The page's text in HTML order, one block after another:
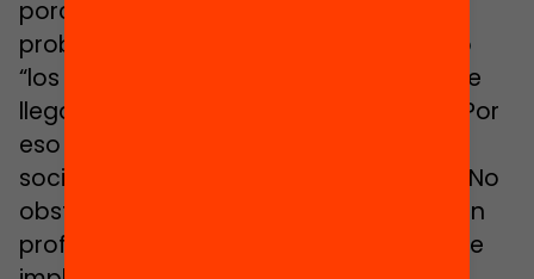
porcentaje de alumnado que tiene
problemas económicos en casa” como
“los problemas emocionales con los que
llegan algunos”. Llueve sobre mojado. “Por
eso necesitamos realizar un abordaje
social de los problemas en el instituto”. No
obstante, este hándicap se suple con un
profesorado, en general, absolutamente